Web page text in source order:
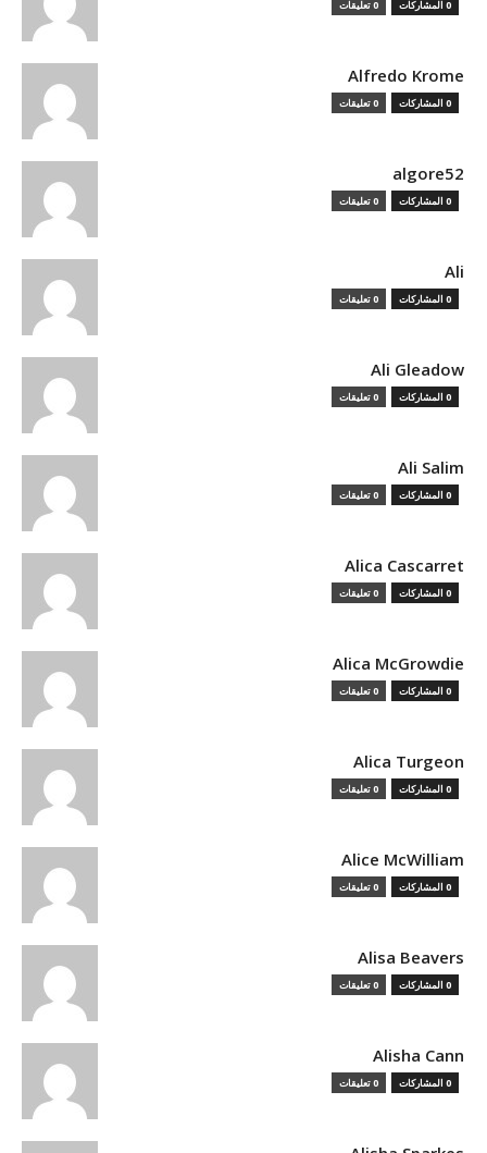
0 المشاركات 0 تعليقات
Alfredo Krome
0 المشاركات 0 تعليقات
algore52
0 المشاركات 0 تعليقات
Ali
0 المشاركات 0 تعليقات
Ali Gleadow
0 المشاركات 0 تعليقات
Ali Salim
0 المشاركات 0 تعليقات
Alica Cascarret
0 المشاركات 0 تعليقات
Alica McGrowdie
0 المشاركات 0 تعليقات
Alica Turgeon
0 المشاركات 0 تعليقات
Alice McWilliam
0 المشاركات 0 تعليقات
Alisa Beavers
0 المشاركات 0 تعليقات
Alisha Cann
0 المشاركات 0 تعليقات